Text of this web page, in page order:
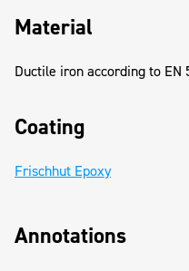
Material
Ductile iron according to EN
Coating
Frischhut Epoxy
Annotations